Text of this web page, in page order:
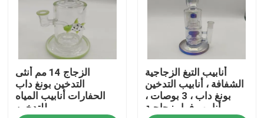
منزل
الزجاج 14 مم أنثى
التدخين بونغ داب
الحفارات أنابيب المياه
للتدخين
أنابيب التبغ الزجاجية
الشفافة ، أنابيب التدخين
بونغ داب ، 3 بوصات ،
أنابيب فوار زجاجية